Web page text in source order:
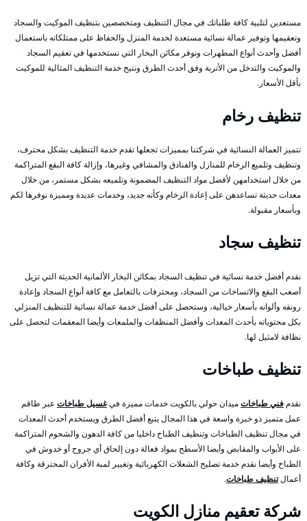
مستعدين لتلبية كافة طلباتك في مجال التنظيف ومتخصصين بتنظيف الموكيت والسجاد
وتعقيمها وتوفير عمالة نسائية مستعدة لخدمة المنزل والحفاظ على ممتلكاته باستعمال
أفضل وأحدث أنواع المطهرات ونوفر مكائن البخار التي نستخدمها في تعقيم السجاد
والموكيت والتدخل من الأتربة وفق أحدث الطرق ونتيح خدمة التنظيف المثالية للموكيت
بأقل الأسعار.
تنظيف رخام
تتميز العمالة النسائية في شركتنا بمميزات تجعلها تقدم خدمة التنظيف بشكل محترف،
وتنظيف وتلميع الرخام للمنازل والفنادق والمشافي وغيرها، وإزالة كافة البقع المتراكمة
من خلال استخدامهن لأفضل مواد التنظيف المضمونة وتلميعه بشكل مستمر، من خلال
معدات حديثة تساعدهن على إعادة الرخام وكأنه جديد، وخدمات عديدة ومميزة نوفرها لكم
وبأسعار مقبولة.
تنظيف سجاد
نقدم أفضل خدمة نسائية في تنظيف السجاد بمكائن البخار الألمانية الحديثة التي تزيل
أصعب البقع والاتساخات من السجاد، ومحترفات بالتعامل مع كافة أنواع السجاد وإعادة
رونقه وألوانه بأسعار خيالية، وستحصل على أفضل خدمة عمالة نسائية للتنظيف المنزلي
بكل محتوياته بأحدث المعدات وأفضل المنظفات والملمعات وأيضا المعقمات لتحصل على
نظافة لامثيل لها.
تنظيف طباخات
نقدم فني طباخاتميدان حولي بالكويت خدمات مميزة فيغسيل طباخات عبر طاقم
عمل متميز ذو خبرة واسعة في هذا المجال يتبع أفضل الطرق ويستخدم أحدث المعدات
في مجال تنظيف الطباخات وتنظيف الطباخ داخليا من كافة الدهون والشحوم المتراكمة
على الأبواب والمقابض وأيضا الأسطح بمواد فعالة دون إلحاق أي جروح أو خدوش في
الطباخ وأيضا نقدم خدمة تصليح الشعلات الكهربائية وتغيير لمبة الأفران المحترقة وكافة
أعمالتنظيف طباخات.
شركة تعقيم منازل الكويت